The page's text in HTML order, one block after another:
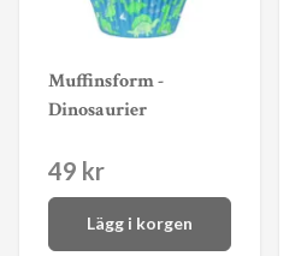
Muffinsform -
Dinosaurier
49 kr
Lägg i korgen